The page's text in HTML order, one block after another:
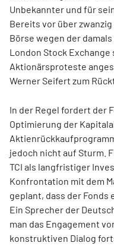
Unbekannter und für
Bereits vor über
Börse wegen der
London Stock
Aktionärsproteste
Werner Seifert zum
In der Regel fordert der
Optimierung der
jedoch nicht auf Sturm.
TCI als langfristiger
Konfrontation mit dem
geplant, dass der Fonds
Ein Sprecher der
man das Engagement
konstruktiven Dialog